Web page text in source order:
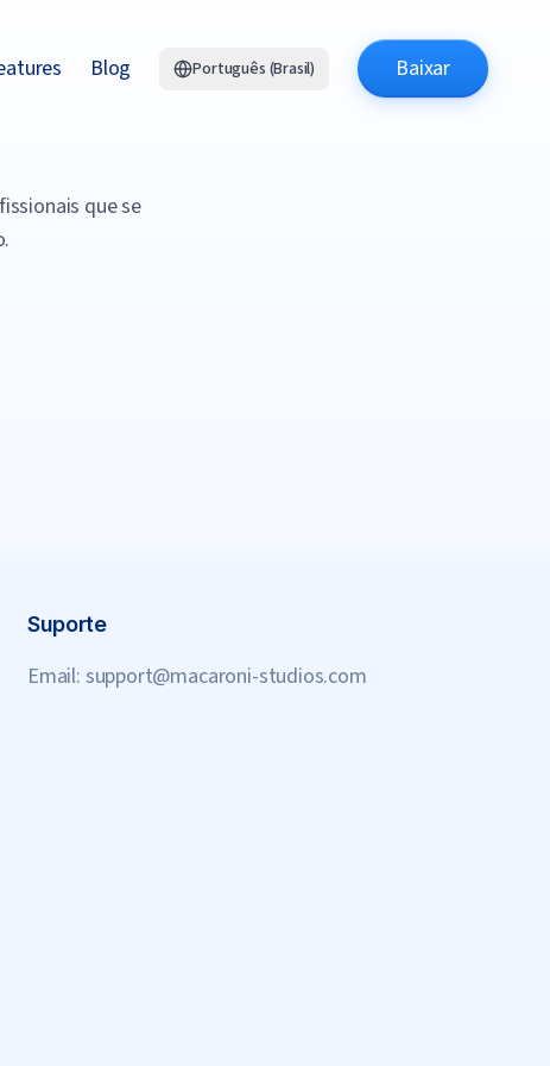
Blog Português (Brasil) Baixar
que se
Suporte
Email: support@macaroni-studios.com